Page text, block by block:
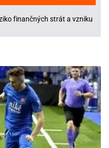
finančných strát a vzniku